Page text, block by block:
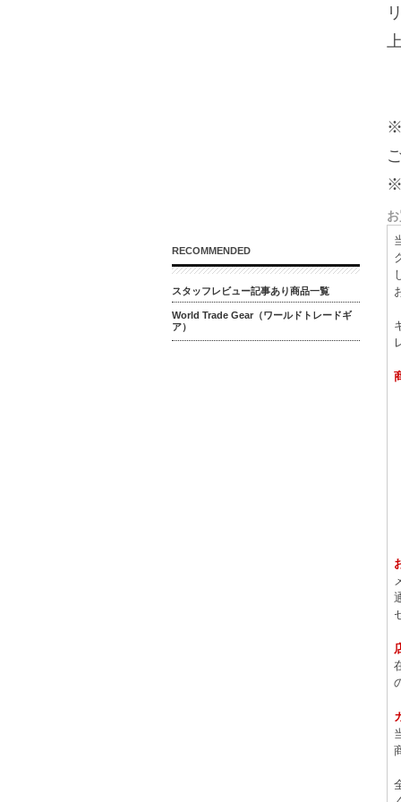
※
※
RECOMMENDED
スタッフレビュー記事あり商品一覧
World Trade Gear（ワールドトレードギ
ア）